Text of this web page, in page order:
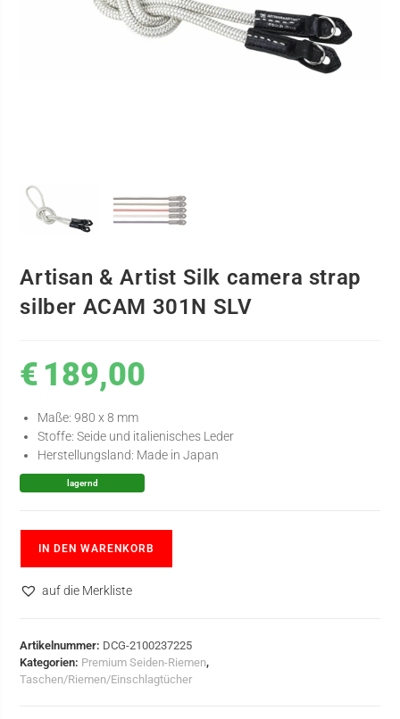
Artisan & Artist Silk camera strap
silber ACAM 301N SLV
€ 189,00
Maße: 980 x 8 mm
Stoffe: Seide und italienisches Leder
Herstellungsland: Made in Japan
lagernd
IN DEN WARENKORB
auf die Merkliste
Artikelnummer: DCG-2100237225
Kategorien: Premium Seiden-Riemen,
Taschen/Riemen/Einschlagtücher